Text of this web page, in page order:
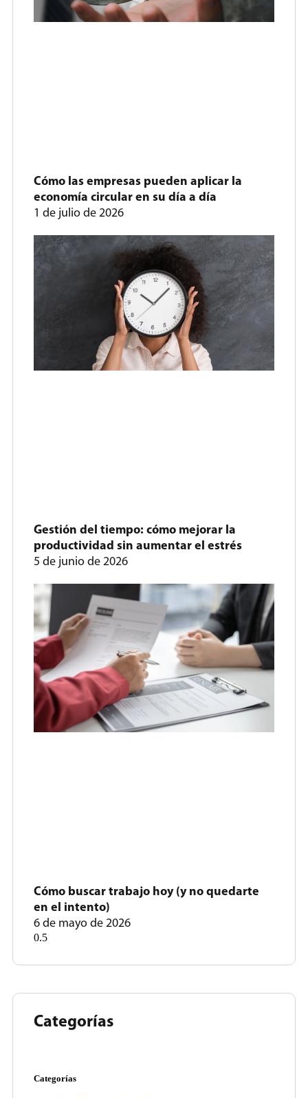
Cómo las empresas pueden aplicar la
economía circular en su día a día
1 de julio de 2026
Gestión del tiempo: cómo mejorar la
productividad sin aumentar el estrés
5 de junio de 2026
Cómo buscar trabajo hoy (y no quedarte
en el intento)
6 de mayo de 2026
Categorías
Categorías